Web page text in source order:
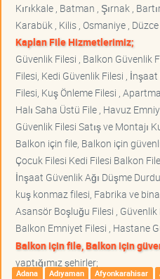
Kırıkkale , Batman , Şırnak ,
Karabük , Kilis , Osmaniye , Düzce
Kaplan File Hizmetlerimiz;
Güvenlik Filesi , Balkon Güvenlik
Filesi, Kedi Güvenlik Filesi ,
Filesi, Kuş Önleme Filesi ,
Halı Saha Üstü File , Havuz
Güvenlik Filesi Satış ve Montajı
Balkon için file, Balkon için
Çocuk Filesi Kedi Filesi Balkon
İnşaat Güvenlik Ağı Düşme
kuş konmaz filesi, Fabrika ve
Asansör Boşluğu Filesi , Güvenlik
Balkon Emniyet Filesi , Hastane
Balkon için file, Balkon için
yaptığımız şehirler;
Adana Adıyaman Afyonkarahisar